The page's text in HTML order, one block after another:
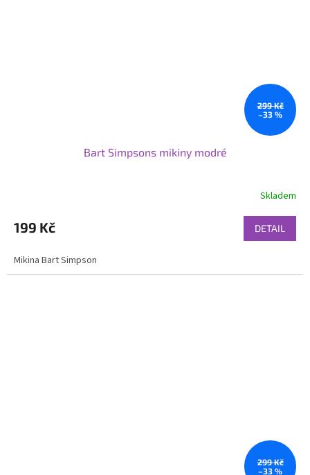
299 Kč
–33 %
Bart Simpsons mikiny modré
Skladem
199 Kč DETAIL
Mikina Bart Simpson
299 Kč
–33 %